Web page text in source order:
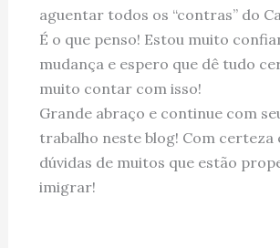
aguentar todos os “contras” do
É o que penso! Estou muito
mudança e espero que dê tudo
muito contar com isso!
Grande abraço e continue com
trabalho neste blog! Com certeza
dúvidas de muitos que estão
imigrar!